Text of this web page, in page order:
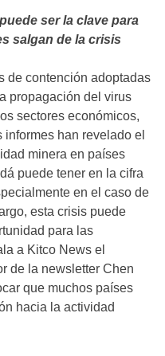
ser la clave para
salgan de la crisis
de contención adoptadas
propagación del virus
sectores económicos,
han revelado el
minera en países
puede tener en la cifra
en el caso de
esta crisis puede
para las
a Kitco News el
de la newsletter Chen
que muchos países
hacia la actividad